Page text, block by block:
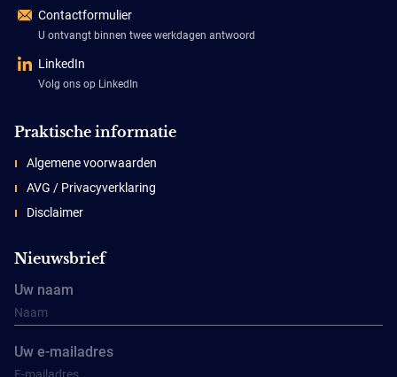
Contactformulier
U ontvangt binnen twee werkdagen antwoord
LinkedIn
Volg ons op LinkedIn
Praktische informatie
Algemene voorwaarden
AVG / Privacyverklaring
Disclaimer
Nieuwsbrief
Uw naam
Uw e-mailadres